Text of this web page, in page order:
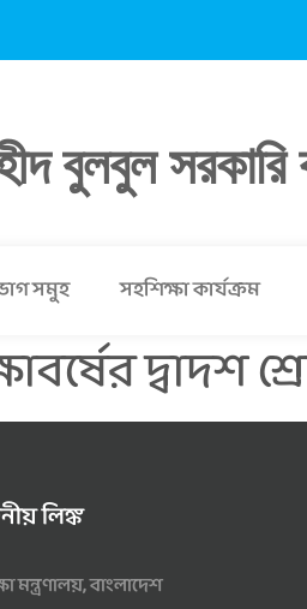
বুলবুল
সমুহ সহশিক্ষা কার্যক্রম
দ্বাদশ
লিঙ্ক
মন্ত্রণালয়, বাংলাদেশ